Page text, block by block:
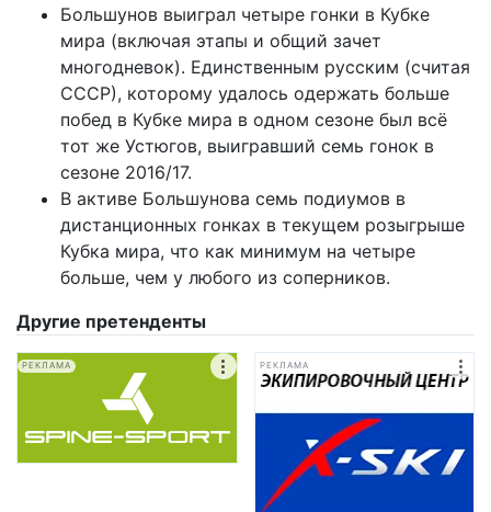
Большунов выиграл четыре гонки в Кубке
мира (включая этапы и общий зачет
многодневок). Единственным русским (считая
СССР), которому удалось одержать больше
побед в Кубке мира в одном сезоне был всё
тот же Устюгов, выигравший семь гонок в
сезоне 2016/17.
В активе Большунова семь подиумов в
дистанционных гонках в текущем розыгрыше
Кубка мира, что как минимум на четыре
больше, чем у любого из соперников.
Другие претенденты
РЕКЛАМА РЕКЛАМА